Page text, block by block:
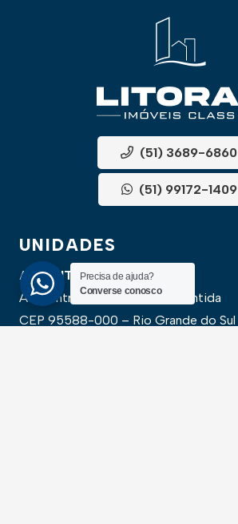
(51) 3689-6860
(51) 99172-1409
UNIDADES
ATLÂNTIDA
Av. Central, 1510, loja 02 – Atlântida
CEP 95588-000 – Rio Grande do Sul
Precisa de ajuda?
Converse conosco